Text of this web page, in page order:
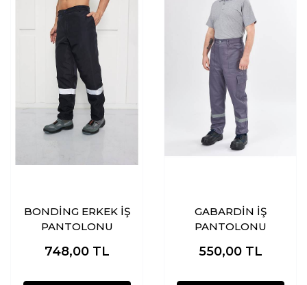
BONDİNG ERKEK İŞ
PANTOLONU
748,00 TL
GABARDİN İŞ
PANTOLONU
550,00 TL